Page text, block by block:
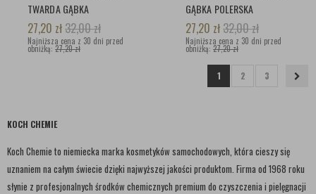
TWARDA GĄBKA
POLERSKA
27,20 zł32,00zł
Najniższa cena z 30 dni przed
obniżką: 27,20 zł
GĄBKA POLERSKA
27,20 zł32,00zł
Najniższa cena z 30 dni przed
obniżką: 27,20 zł
1 2 3
KOCH CHEMIE
Koch Chemie to niemiecka marka kosmetyków samochodowych, która cieszy się
uznaniem na całym świecie dzięki najwyższej jakości produktom. Firma od 1968 roku
słynie z profesjonalnych środków chemicznych premium do czyszczenia i pielęgnacji